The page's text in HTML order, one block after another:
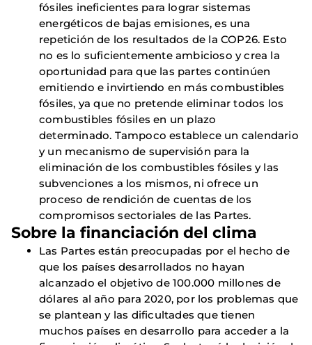
fósiles ineficientes para lograr sistemas
energéticos de bajas emisiones, es una
repetición de los resultados de la COP26. Esto
no es lo suficientemente ambicioso y crea la
oportunidad para que las partes continúen
emitiendo e invirtiendo en más combustibles
fósiles, ya que no pretende eliminar todos los
combustibles fósiles en un plazo
determinado. Tampoco establece un calendario
y un mecanismo de supervisión para la
eliminación de los combustibles fósiles y las
subvenciones a los mismos, ni ofrece un
proceso de rendición de cuentas de los
compromisos sectoriales de las Partes.
Sobre la financiación del clima
Las Partes están preocupadas por el hecho de
que los países desarrollados no hayan
alcanzado el objetivo de 100.000 millones de
dólares al año para 2020, por los problemas que
se plantean y las dificultades que tienen
muchos países en desarrollo para acceder a la